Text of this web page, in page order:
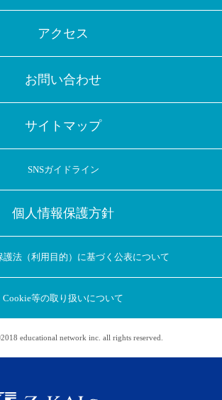
に切り替えてみませんか
リ限定のコラムを配信中！
アクセス
お問い合わせ
サイトマップ
SNSガイドライン
個人情報保護方針
護法（利用目的）に基づく公表について
Cookie等の取り扱いについて
educational network inc. all rights reserved.